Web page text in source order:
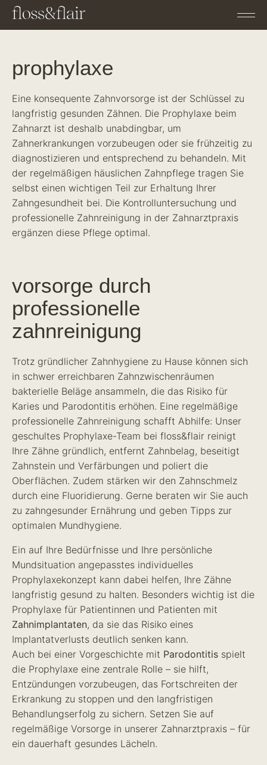
prophylaxe
Eine konsequente Zahnvorsorge ist der Schlüssel zu
langfristig gesunden Zähnen. Die Prophylaxe beim
Zahnarzt ist deshalb unabdingbar, um
Zahnerkrankungen vorzubeugen oder sie frühzeitig zu
diagnostizieren und entsprechend zu behandeln. Mit
der regelmäßigen häuslichen Zahnpflege tragen Sie
selbst einen wichtigen Teil zur Erhaltung Ihrer
Zahngesundheit bei. Die Kontrolluntersuchung und
professionelle Zahnreinigung in der Zahnarztpraxis
ergänzen diese Pflege optimal.
vorsorge durch
professionelle
zahnreinigung
Trotz gründlicher Zahnhygiene zu Hause können sich
in schwer erreichbaren Zahnzwischenräumen
bakterielle Beläge ansammeln, die das Risiko für
Karies und Parodontitis erhöhen. Eine regelmäßige
professionelle Zahnreinigung schafft Abhilfe: Unser
geschultes Prophylaxe-Team bei floss&flair reinigt
Ihre Zähne gründlich, entfernt Zahnbelag, beseitigt
Zahnstein und Verfärbungen und poliert die
Oberflächen. Zudem stärken wir den Zahnschmelz
durch eine Fluoridierung. Gerne beraten wir Sie auch
zu zahngesunder Ernährung und geben Tipps zur
optimalen Mundhygiene.
Ein auf Ihre Bedürfnisse und Ihre persönliche
Mundsituation angepasstes individuelles
Prophylaxekonzept kann dabei helfen, Ihre Zähne
langfristig gesund zu halten. Besonders wichtig ist die
Prophylaxe für Patientinnen und Patienten mit
Zahnimplantaten, da sie das Risiko eines
Implantatverlusts deutlich senken kann.
Auch bei einer Vorgeschichte mit Parodontitis spielt
die Prophylaxe eine zentrale Rolle – sie hilft,
Entzündungen vorzubeugen, das Fortschreiten der
Erkrankung zu stoppen und den langfristigen
Behandlungserfolg zu sichern. Setzen Sie auf
regelmäßige Vorsorge in unserer Zahnarztpraxis – für
ein dauerhaft gesundes Lächeln.